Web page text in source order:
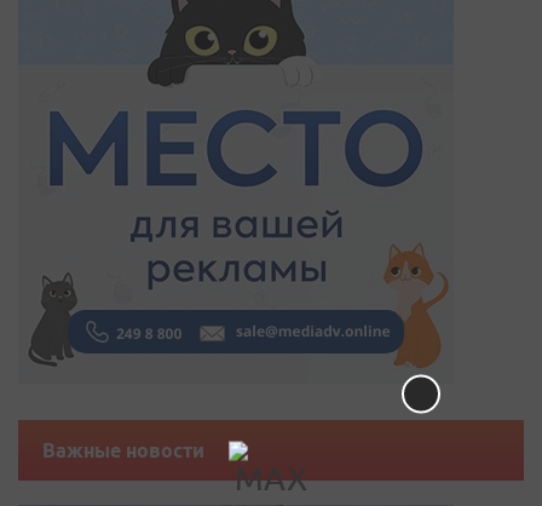
Важные новости